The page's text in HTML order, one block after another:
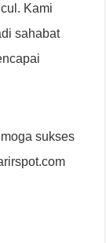
Kami
sahabat
sukses